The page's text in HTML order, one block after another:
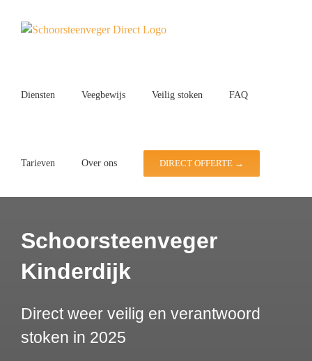
Diensten Veegbewijs Veilig stoken FAQ
Tarieven Over ons DIRECT OFFERTE →
Schoorsteenveger
Kinderdijk
Direct weer veilig en verantwoord
stoken in 2025